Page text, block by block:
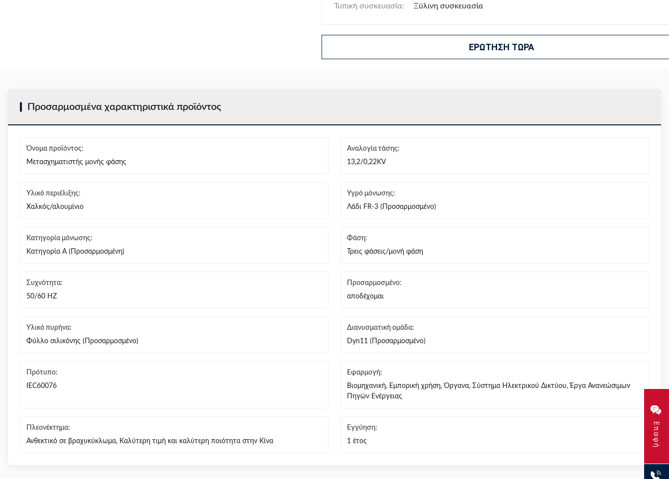
Επαφή
Τυπική συσκευασία: Ξύλινη συσκευασία
ΕΡΏΤΗΣΗ ΤΏΡΑ
Προσαρμοσμένα χαρακτηριστικά προϊόντος
Όνομα προϊόντος:
Μετασχηματιστής μονής φάσης
Αναλογία τάσης:
13,2/0,22KV
Υλικό περιέλιξης:
Χαλκός/αλουμίνιο
Υγρό μόνωσης:
Λάδι FR-3 (Προσαρμοσμένο)
Κατηγορία μόνωσης:
Κατηγορία Α (Προσαρμοσμένη)
Φάση:
Τρεις φάσεις/μονή φάση
Συχνότητα:
50/60 HZ
Προσαρμοσμένο:
αποδέχομαι
Υλικό πυρήνα:
Φύλλο σιλικόνης (Προσαρμοσμένο)
Διανυσματική ομάδα:
Dyn11 (Προσαρμοσμένο)
Πρότυπο:
IEC60076
Εφαρμογή:
Βιομηχανική, Εμπορική χρήση, Όργανα, Σύστημα Ηλεκτρικού Δικτύου, Έργα Ανανεώσιμων
Πηγών Ενέργειας
Πλεονέκτημα:
Ανθεκτικό σε βραχυκύκλωμα, Καλύτερη τιμή και καλύτερη ποιότητα στην Κίνα
Εγγύηση:
1 έτος